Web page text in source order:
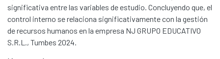
significativa entre las variables de estudio. Concluyendo que, el
control interno se relaciona significativamente con la gestión
de recursos humanos en la empresa NJ GRUPO EDUCATIVO
S.R.L., Tumbes 2024.